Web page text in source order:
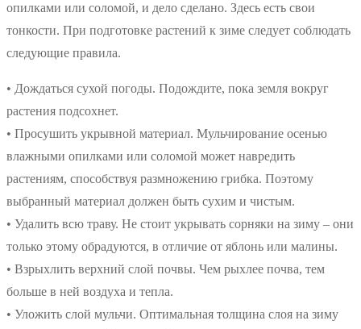
опилками или соломой, и дело сделано. Здесь есть свои
тонкости. При подготовке растений к зиме следует соблюдать
следующие правила.
• Дождаться сухой погоды. Подождите, пока земля вокруг
растения подсохнет.
• Просушить укрывной материал. Мульчирование осенью
влажными опилками или соломой может навредить
растениям, способствуя размножению грибка. Поэтому
выбранный материал должен быть сухим и чистым.
• Удалить всю траву. Не стоит укрывать сорняки на зиму – они
только этому обрадуются, в отличие от яблонь или малины.
• Взрыхлить верхний слой почвы. Чем рыхлее почва, тем
больше в ней воздуха и тепла.
• Уложить слой мульчи. Оптимальная толщина слоя на зиму